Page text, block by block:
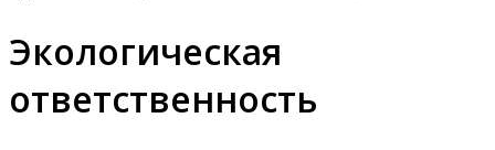
Экологическая
ответственность